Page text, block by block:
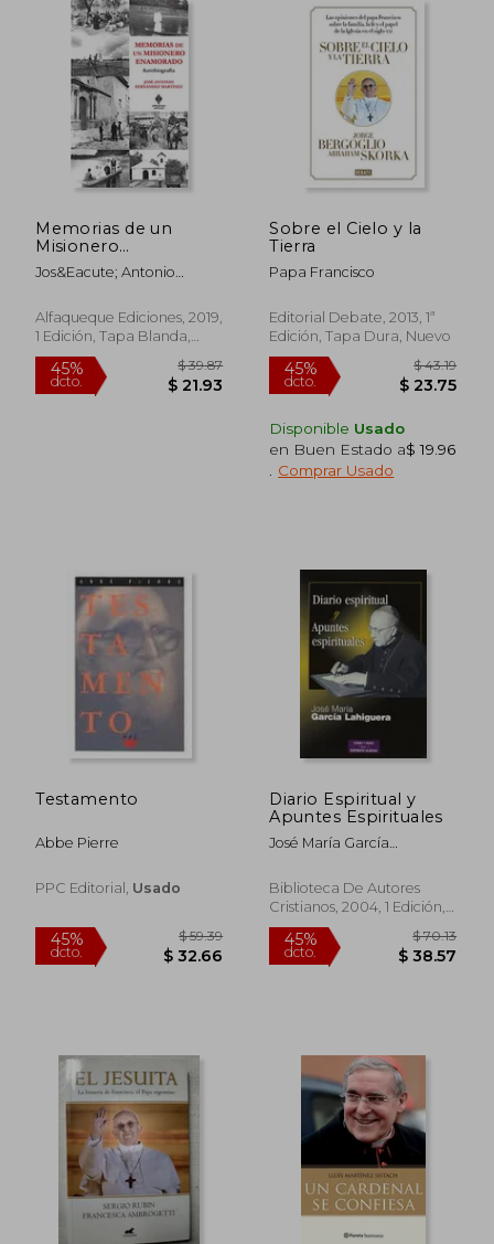
45%
dcto.
Memorias de un
Misionero
Enamorado:
Autobiografía
Jos&Eacute; Antonio
Mart&Iacute;Nez
Alfaqueque Ediciones, 2019,
1 Edición, Tapa Blanda,
Nuevo
Sobre el Cielo y la
Tierra
Papa Francisco
Editorial Debate, 2013, 1ª
Edición, Tapa Dura, Nuevo
Disponible Usado
en Buen Estado a$ 19.96
Comprar Usado
Testamento
Abbe Pierre
PPC Editorial, Usado
Diario Espiritual y
Apuntes Espirituales
José María García
Biblioteca De Autores
Cristianos, 2004, 1 Edición,
Tapa Blanda,